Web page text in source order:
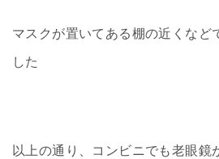
マスクが置いてある棚の近くなど
した
以上の通り、コンビニでも老眼鏡